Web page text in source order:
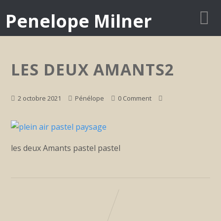
Penelope Milner
LES DEUX AMANTS2
2 octobre 2021 Pénélope 0 Comment
les deux Amants pastel pastel